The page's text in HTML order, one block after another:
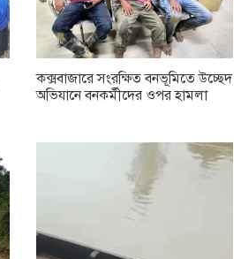
কক্সবাজারে সংরক্ষিত বনভূমিতে উচ্ছেদ
অভিযানে বনকর্মীদের ওপর হামলা